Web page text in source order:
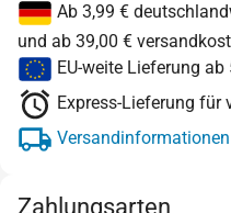
Ab 3,99 €
und ab 39,00 €
EU-weite Lieferung ab
Express-Lieferung für
Versandinformationen
Zahlungsarten